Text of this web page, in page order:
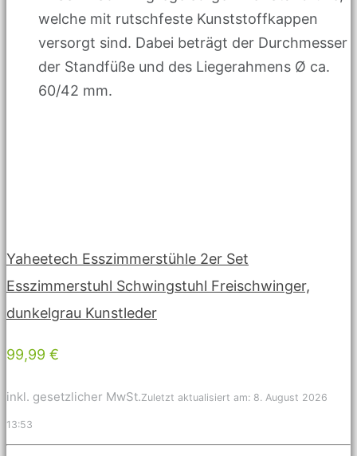
welche mit rutschfeste Kunststoffkappen
versorgt sind. Dabei beträgt der Durchmesser
der Standfüße und des Liegerahmens Ø ca.
60/42 mm.
Yaheetech Esszimmerstühle 2er Set
Esszimmerstuhl Schwingstuhl Freischwinger,
dunkelgrau Kunstleder
99,99 €
inkl. gesetzlicher MwSt.Zuletzt aktualisiert am: 8. August 2026
13:53